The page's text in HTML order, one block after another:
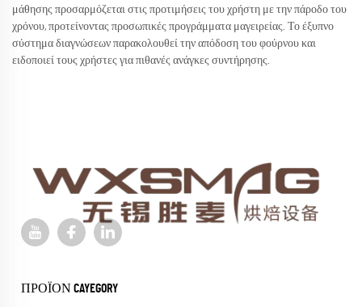
μάθησης προσαρμόζεται στις προτιμήσεις του χρήστη με την πάροδο του
χρόνου, προτείνοντας προσωπικές προγράμματα μαγειρείας. Το έξυπνο
σύστημα διαγνώσεων παρακολουθεί την απόδοση του φούρνου και
ειδοποιεί τους χρήστες για πιθανές ανάγκες συντήρησης.
ΠΡΟΪΌΝ CAYEGORY